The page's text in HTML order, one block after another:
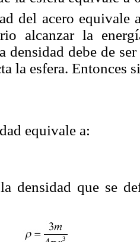
del acero equivale
alcanzar la
densidad debe de
la esfera. Entonces
equivale a:
densidad que se